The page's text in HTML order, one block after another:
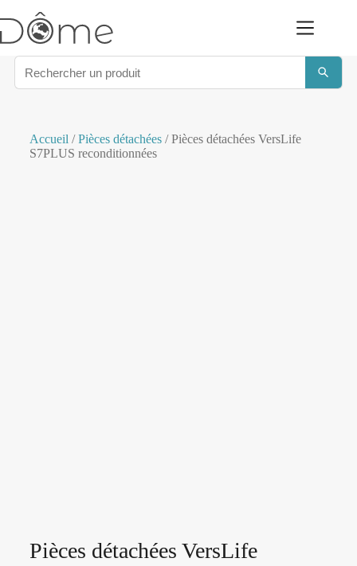
Accueil /Pièces détachées/ Pièces détachées VersLife
S7PLUS reconditionnées
Pièces détachées VersLife